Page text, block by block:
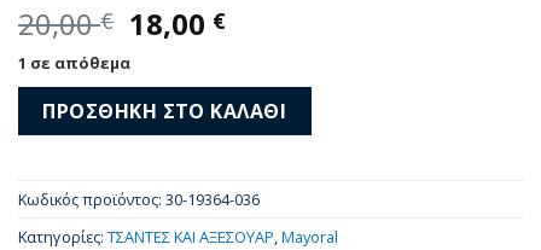
20,00€ Original
price
was:
20,00 €.
18,00 €Η
τιμή
είναι:
18,00 €.
1 σε απόθεμα
ΠΡΟΣΘΉΚΗ ΣΤΟ ΚΑΛΆΘΙ
Κωδικός προϊόντος: 30-19364-036
Κατηγορίες: ΤΣΑΝΤΕΣ ΚΑΙ ΑΞΕΣΟΥΑΡ,Mayoral